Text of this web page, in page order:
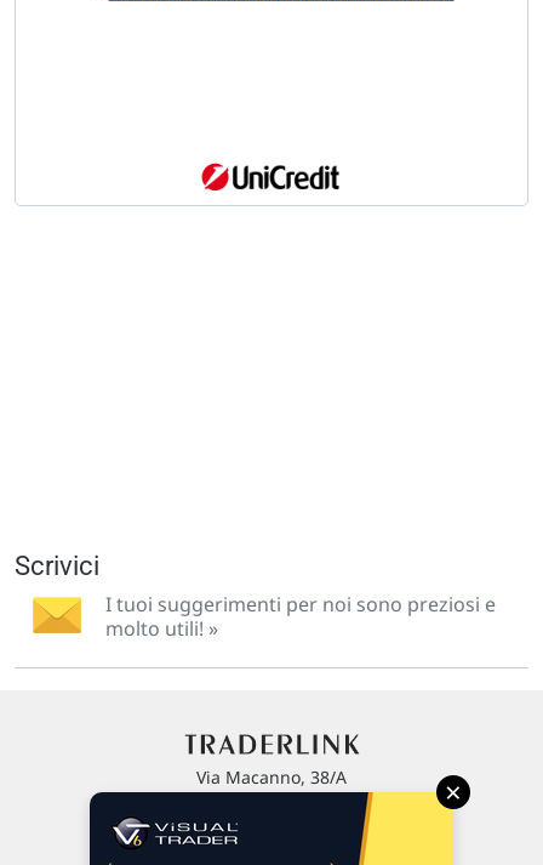
Scrivici
I tuoi suggerimenti per noi sono preziosi e
molto utili! »
Via Macanno, 38/A
P.IVA 02 452 460 401
×